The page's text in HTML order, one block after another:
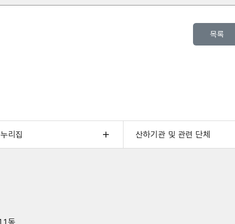
목록
리집 산하기관 및 관련 단체
동